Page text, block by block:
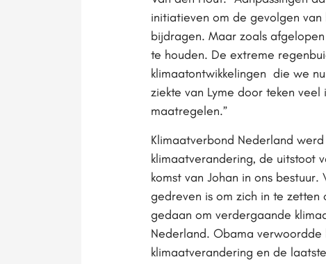
initiatieven om de gevolgen
bijdragen. Maar zoals
te houden. De extreme
klimaatontwikkelingen die we
ziekte van Lyme door teken
maatregelen.”
Klimaatverbond Nederland
klimaatverandering, de uitstoot
komst van Johan in ons
gedreven is om zich in te
gedaan om verdergaande
Nederland. Obama
klimaatverandering en de